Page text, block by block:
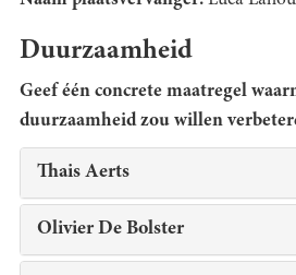
Duurzaamheid
Geef één concrete maatregel
duurzaamheid zou willen
Thais Aerts
Olivier De Bolster